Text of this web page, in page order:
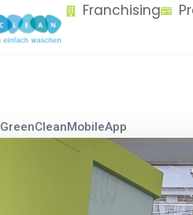
Franchising
GreenCleanMobileApp